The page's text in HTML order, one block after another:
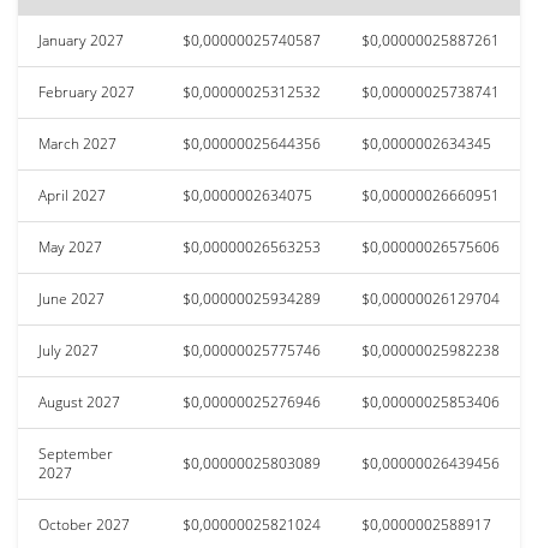
January 2027 $0,00000025740587 $0,00000025887261
February 2027 $0,00000025312532 $0,00000025738741
March 2027 $0,00000025644356 $0,0000002634345
April 2027 $0,0000002634075 $0,00000026660951
May 2027 $0,00000026563253 $0,00000026575606
June 2027 $0,00000025934289 $0,00000026129704
July 2027 $0,00000025775746 $0,00000025982238
August 2027 $0,00000025276946 $0,00000025853406
September
2027
$0,00000025803089 $0,00000026439456
October 2027 $0,00000025821024 $0,0000002588917